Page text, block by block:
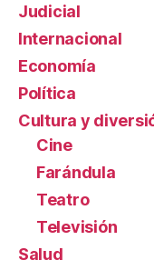
Judicial
Internacional
Economía
Política
Cultura y
Cine
Farándula
Teatro
Televisión
Salud